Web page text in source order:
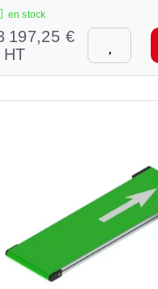
en stock
197,25 €
HT